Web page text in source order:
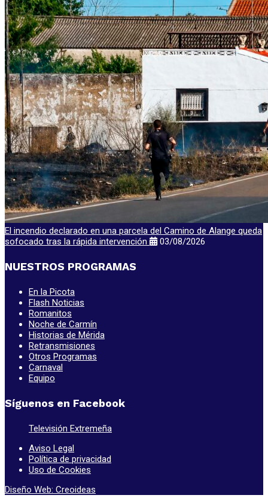
El incendio declarado en una parcela del Camino de Alange queda
sofocado tras la rápida intervención
03/08/2026
NUESTROS PROGRAMAS
En la Picota
Flash Noticias
Romanitos
Noche de Carmín
Historias de Mérida
Retransmisiones
Otros Programas
Carnaval
Equipo
Síguenos en Facebook
Televisión Extremeña
Aviso Legal
Política de privacidad
Uso de Cookies
Diseño Web: Creoideas